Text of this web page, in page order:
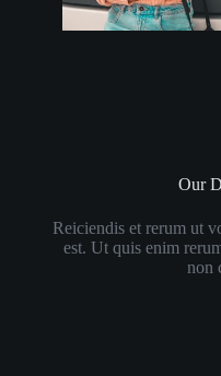
Our
Reiciendis et rerum ut
est. Ut quis enim
non